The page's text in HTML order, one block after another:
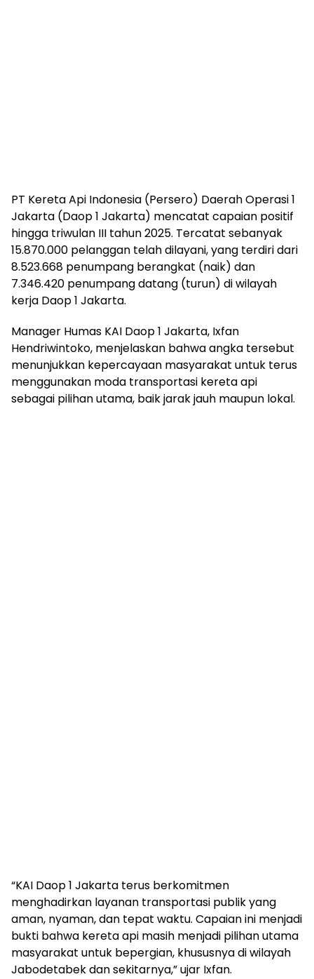
PT Kereta Api Indonesia (Persero) Daerah Operasi 1
Jakarta (Daop 1 Jakarta) mencatat capaian positif
hingga triwulan III tahun 2025. Tercatat sebanyak
15.870.000 pelanggan telah dilayani, yang terdiri dari
8.523.668 penumpang berangkat (naik) dan
7.346.420 penumpang datang (turun) di wilayah
kerja Daop 1 Jakarta.
Manager Humas KAI Daop 1 Jakarta, Ixfan
Hendriwintoko, menjelaskan bahwa angka tersebut
menunjukkan kepercayaan masyarakat untuk terus
menggunakan moda transportasi kereta api
sebagai pilihan utama, baik jarak jauh maupun lokal.
“KAI Daop 1 Jakarta terus berkomitmen
menghadirkan layanan transportasi publik yang
aman, nyaman, dan tepat waktu. Capaian ini menjadi
bukti bahwa kereta api masih menjadi pilihan utama
masyarakat untuk bepergian, khususnya di wilayah
Jabodetabek dan sekitarnya,” ujar Ixfan.